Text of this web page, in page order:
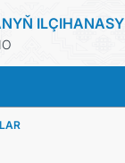
ILÇIHANASY
BAŞ SAHYPA